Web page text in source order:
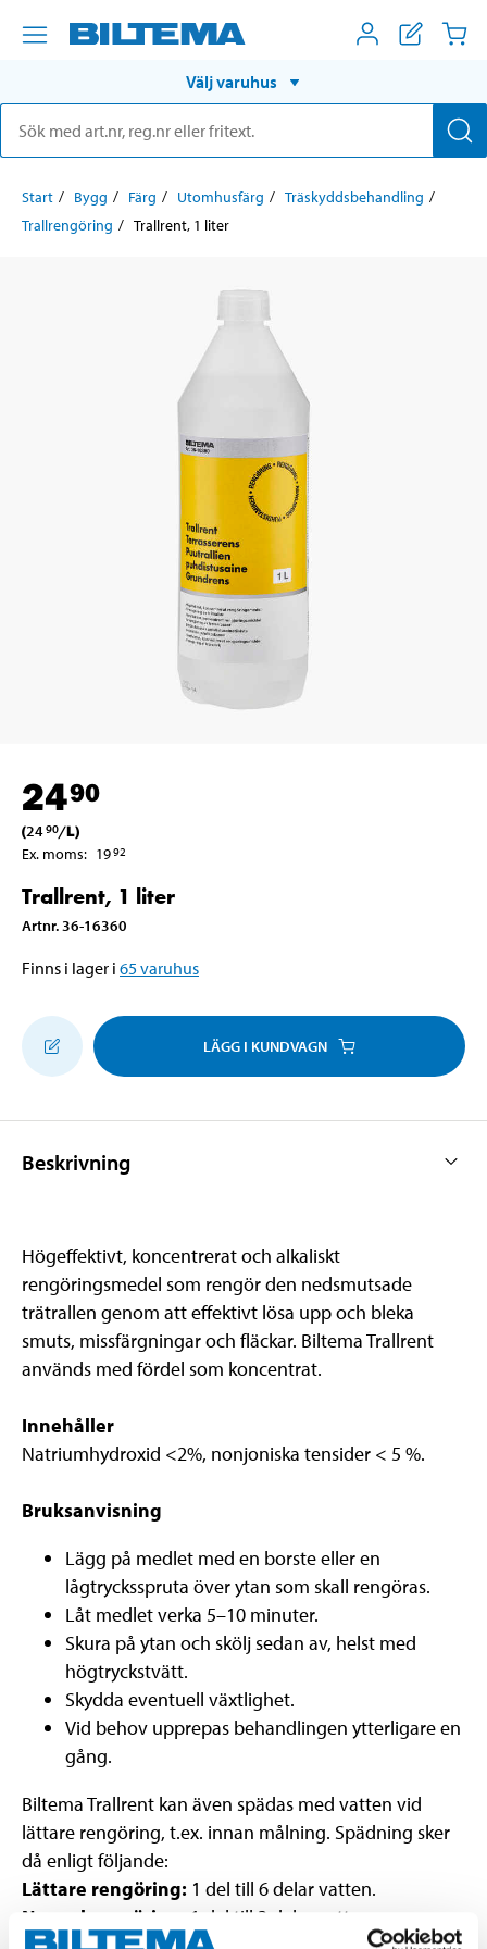
Välj varuhus
Start Bygg Färg Utomhusfärg
Träskyddsbehandling
Trallrengöring
Trallrent, 1 liter
2490
(2490/L)
Ex. moms: 1992
Trallrent, 1 liter
Artnr. 36-16360
Finns i lager i 65varuhus
LÄGG I KUNDVAGN
Beskrivning
Högeffektivt, koncentrerat och alkaliskt
rengöringsmedel som rengör den nedsmutsade
trätrallen genom att effektivt lösa upp och bleka
smuts, missfärgningar och fläckar. Biltema Trallrent
används med fördel som koncentrat.
Innehåller
Natriumhydroxid <2%, nonjoniska tensider < 5 %.
Bruksanvisning
Lägg på medlet med en borste eller en
lågtrycksspruta över ytan som skall rengöras.
Låt medlet verka 5–10 minuter.
Skura på ytan och skölj sedan av, helst med
högtryckstvätt.
Skydda eventuell växtlighet.
Vid behov upprepas behandlingen ytterligare en
gång.
Biltema Trallrent kan även spädas med vatten vid
lättare rengöring, t.ex. innan målning. Spädning sker
då enligt följande:
Lättare rengöring: 1 del till 6 delar vatten.
Normal rengöring: 1 del till 3 delar vatten.